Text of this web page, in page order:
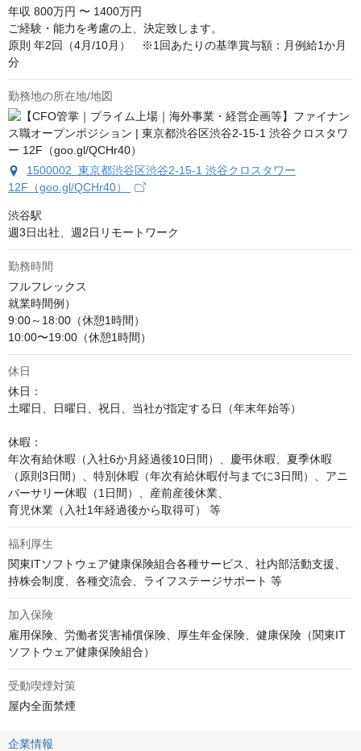
年収 800万円 〜 1400万円
ご経験・能力を考慮の上、決定致します。
原則 年2回（4月/10月）　※1回あたりの基準賞与額：月例給1か月
分
勤務地の所在地/地図
1500002 東京都渋谷区渋谷2-15-1 渋谷クロスタワー
12F（goo.gl/QCHr40）
渋谷駅
週3日出社、週2日リモートワーク
勤務時間
フルフレックス
就業時間例）
9:00～18:00（休憩1時間）
10:00〜19:00（休憩1時間）
休日
休日：
土曜日、日曜日、祝日、当社が指定する日（年末年始等）
休暇：
年次有給休暇（入社6か月経過後10日間）、慶弔休暇、夏季休暇
（原則3日間）、特別休暇（年次有給休暇付与までに3日間）、アニ
バーサリー休暇（1日間）、産前産後休業、
育児休業（入社1年経過後から取得可） 等
福利厚生
関東ITソフトウェア健康保険組合各種サービス、社内部活動支援、
持株会制度、各種交流会、ライフステージサポート 等
加入保険
雇用保険、労働者災害補償保険、厚生年金保険、健康保険（関東IT
ソフトウェア健康保険組合）
受動喫煙対策
屋内全面禁煙
企業情報